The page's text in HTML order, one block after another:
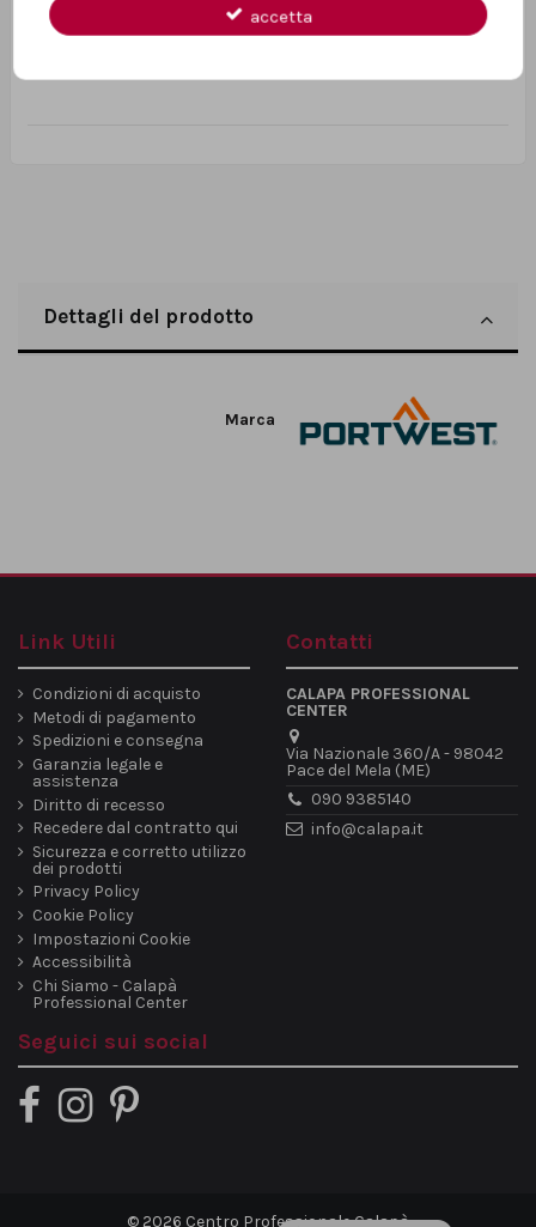
Dettagli del prodotto
Marca
Link Utili
Condizioni di acquisto
Metodi di pagamento
Spedizioni e consegna
Garanzia legale e
assistenza
Diritto di recesso
Recedere dal contratto qui
Sicurezza e corretto utilizzo
dei prodotti
Privacy Policy
Cookie Policy
Impostazioni Cookie
Accessibilità
Chi Siamo - Calapà
Professional Center
Contatti
CALAPA PROFESSIONAL
CENTER
Via Nazionale 360/A - 98042
Pace del Mela (ME)
090 9385140
info@calapa.it
Seguici sui social
© 2026 Centro Professionale Calapà
accetta